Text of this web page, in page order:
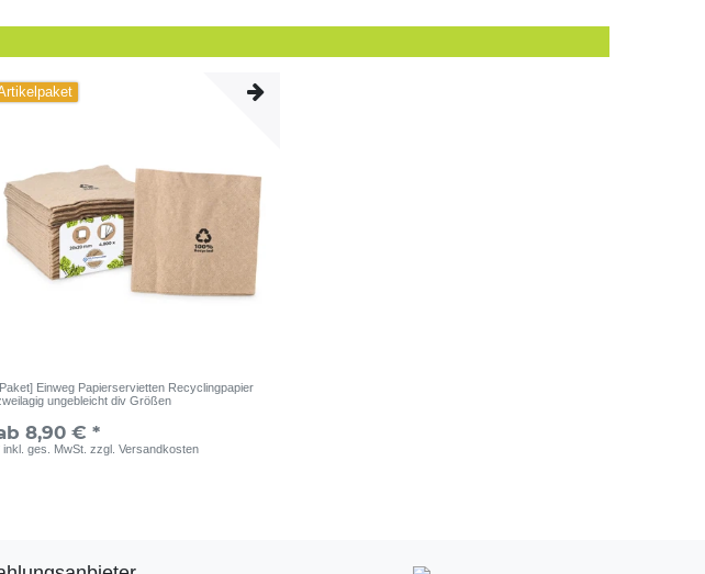
Einweg Papierservietten Recyclingpapier
ungebleicht div Größen
8,90 € *
inkl. ges. MwSt. zzgl.Versandkosten